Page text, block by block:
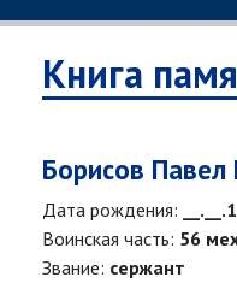
Книга
Борисов
Дата рождения:
Воинская часть: 56
Звание: сержант